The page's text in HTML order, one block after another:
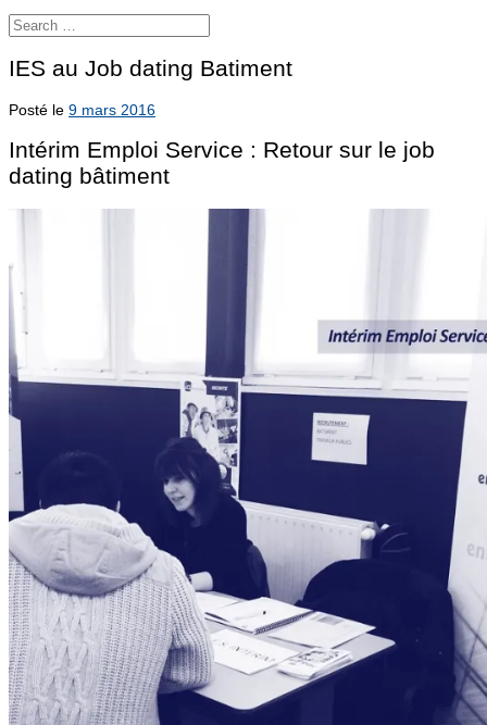
IES au Job dating Batiment
Posté le 9 mars 2016
Intérim Emploi Service : Retour sur le job
dating bâtiment